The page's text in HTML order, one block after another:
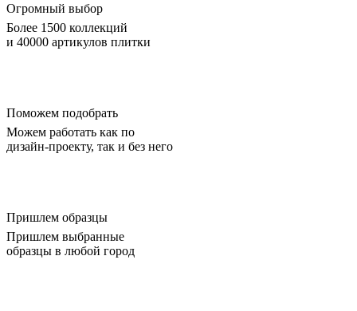
Огромный выбор
Более 1500 коллекций
и 40000 артикулов плитки
Поможем подобрать
Можем работать как по
дизайн-проекту, так и без него
Пришлем образцы
Пришлем выбранные
образцы в любой город